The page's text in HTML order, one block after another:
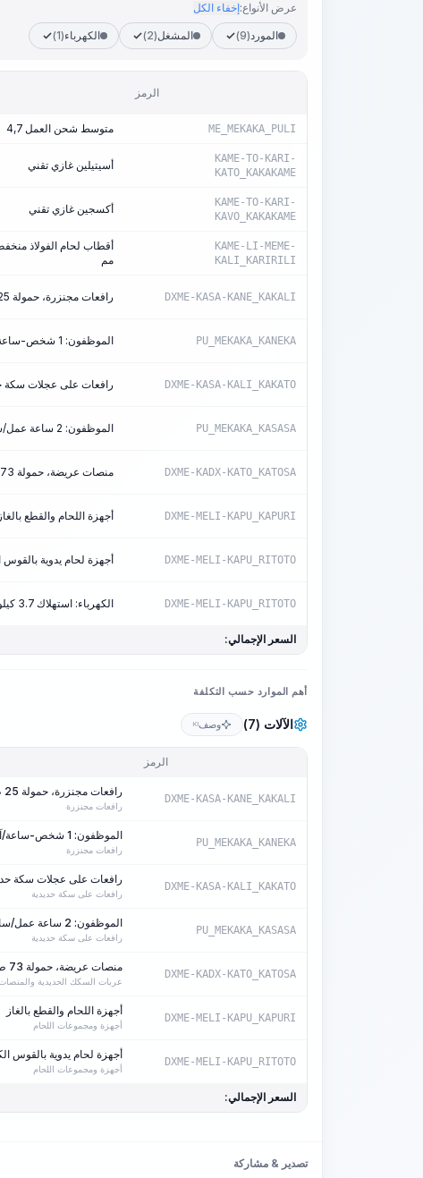
عرض الأنواع:إخفاء الكل
المورد(9) المشغل(2) الكهرباء(1)
الرمز
ME_MEKAKA_PULI متوسط شحن العمل 4,7
KAME-TO-KARI-
KATO_KAKAKAME
أسيتيلين غازي تقني
KAME-TO-KARI-
KAVO_KAKAKAME
أكسجين غازي تقني
KAME-LI-MEME-
KALI_KARIRILI
مم
DXME-KASA-KANE_KAKALI رافعات مجنزرة، حمولة 25 طن
PU_MEKAKA_KANEKA الموظفون: 1 شخص-ساعة/آلة-ساعة
DXME-KASA-KALI_KAKATO رافعات على عجلات سكة
PU_MEKAKA_KASASA الموظفون: 2 ساعة عمل/ساعة عمل الآلة
DXME-KADX-KATO_KATOSA منصات عريضة، حمولة 73 طن
DXME-MELI-KAPU_KAPURI أجهزة اللحام والقطع بالغاز
DXME-MELI-KAPU_RITOTO أجهزة لحام يدوية بالقوس
DXME-MELI-KAPU_RITOTO الكهرباء: استهلاك 3.7 كيلوواط/ساعة/آلة
السعر الإجمالي:
أهم الموارد حسب التكلفة
الآلات (7) وصفKI
الرمز
DXME-KASA-KANE_KAKALI
رافعات مجنزرة، حمولة 25 طن
رافعات مجنزرة
PU_MEKAKA_KANEKA
الموظفون: 1 شخص-ساعة/آلة-ساعة
رافعات مجنزرة
DXME-KASA-KALI_KAKATO
رافعات على عجلات سكة
رافعات على سكة حديدية
PU_MEKAKA_KASASA
الموظفون: 2 ساعة عمل/ساعة عمل الآلة
رافعات على سكة حديدية
DXME-KADX-KATO_KATOSA
منصات عريضة، حمولة 73 طن
عربات السكك الحديدية
DXME-MELI-KAPU_KAPURI
أجهزة اللحام والقطع بالغاز
أجهزة ومجموعات اللحام
DXME-MELI-KAPU_RITOTO
أجهزة لحام يدوية بالقوس
أجهزة ومجموعات اللحام
السعر الإجمالي:
تصدير & مشاركة